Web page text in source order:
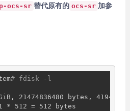
ocs-sr 替代原有的 ocs-sr 加参
# fdisk -l
21474836480 bytes,
512 = 512 bytes